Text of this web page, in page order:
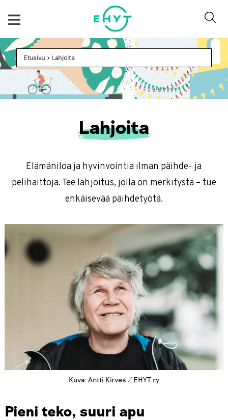
Etusivu > Lahjoita
Lahjoita
Elämäniloa ja hyvinvointia ilman päihde- ja
pelihaittoja. Tee lahjoitus, jolla on merkitystä – tue
ehkäisevää päihdetyötä.
Kuva: Antti Kirves / EHYT ry
Pieni teko, suuri apu